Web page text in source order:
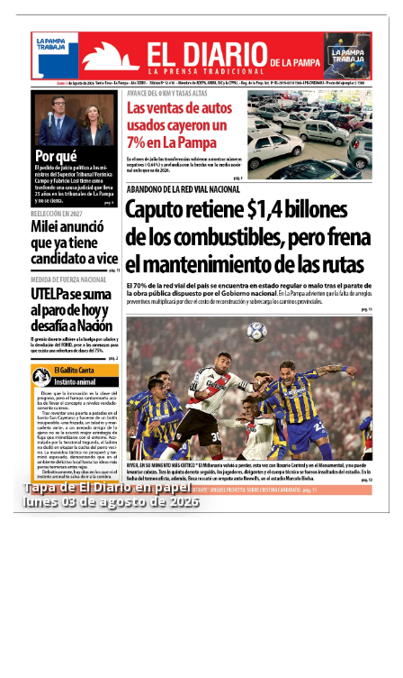
Tapa de El Diario en papel
lunes 03 de agosto de 2026